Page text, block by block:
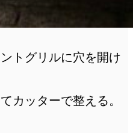
トグリルに穴を開け
カッターで整える。